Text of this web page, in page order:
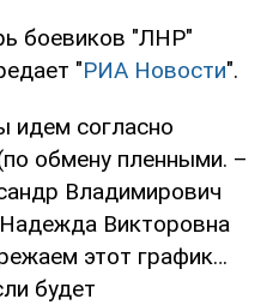
боевиков "ЛНР"
"РИА Новости".
идем согласно
обмену пленными. –
Владимирович
Викторовна
этот график…
будет